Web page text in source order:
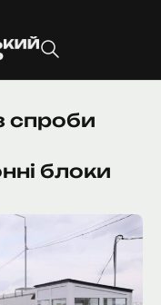
спроби
блоки